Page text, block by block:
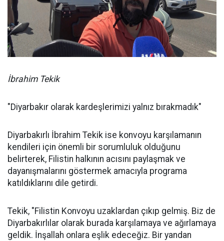
İbrahim Tekik
"Diyarbakır olarak kardeşlerimizi yalnız bırakmadık"
Diyarbakırlı İbrahim Tekik ise konvoyu karşılamanın
kendileri için önemli bir sorumluluk olduğunu
belirterek, Filistin halkının acısını paylaşmak ve
dayanışmalarını göstermek amacıyla programa
katıldıklarını dile getirdi.
Tekik, "Filistin Konvoyu uzaklardan çıkıp gelmiş. Biz de
Diyarbakırlılar olarak burada karşılamaya ve ağırlamaya
geldik. İnşallah onlara eşlik edeceğiz. Bir yandan